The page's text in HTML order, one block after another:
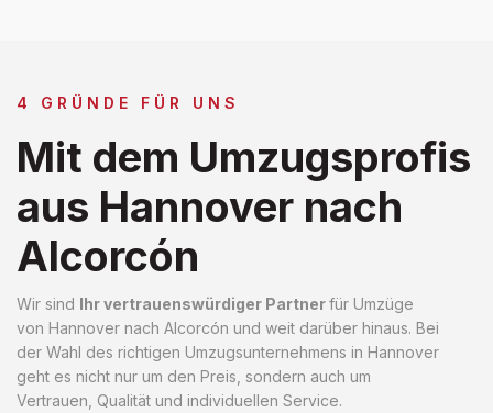
4 GRÜNDE FÜR UNS
Mit dem Umzugsprofis
aus Hannover nach
Alcorcón
Wir sind Ihr vertrauenswürdiger Partnerfür Umzüge
von Hannover nach Alcorcón und weit darüber hinaus. Bei
der Wahl des richtigen Umzugsunternehmens in Hannover
geht es nicht nur um den Preis, sondern auch um
Vertrauen, Qualität und individuellen Service.